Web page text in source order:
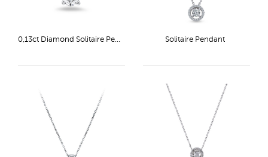
0,13ct Diamond Solitaire Pendant Solitaire Pendant